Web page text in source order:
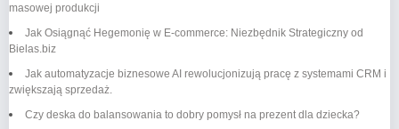
masowej produkcji
Jak Osiągnąć Hegemonię w E-commerce: Niezbędnik Strategiczny od
Bielas.biz
Jak automatyzacje biznesowe AI rewolucjonizują pracę z systemami CRM i
zwiększają sprzedaż.
Czy deska do balansowania to dobry pomysł na prezent dla dziecka?